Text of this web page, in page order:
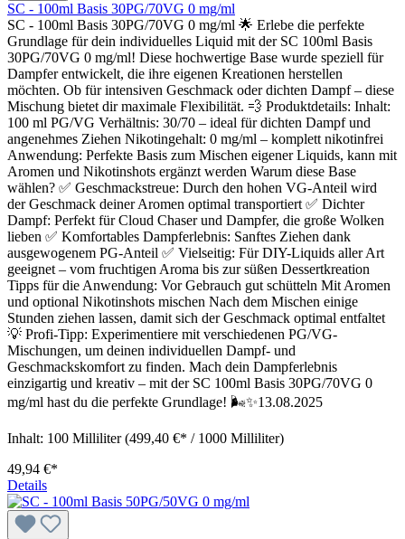
SC - 100ml Basis 30PG/70VG 0 mg/ml
SC - 100ml Basis 30PG/70VG 0 mg/ml 🌟 Erlebe die perfekte
Grundlage für dein individuelles Liquid mit der SC 100ml Basis
30PG/70VG 0 mg/ml! Diese hochwertige Base wurde speziell für
Dampfer entwickelt, die ihre eigenen Kreationen herstellen
möchten. Ob für intensiven Geschmack oder dichten Dampf – diese
Mischung bietet dir maximale Flexibilität. 💨 Produktdetails: Inhalt:
100 ml PG/VG Verhältnis: 30/70 – ideal für dichten Dampf und
angenehmes Ziehen Nikotingehalt: 0 mg/ml – komplett nikotinfrei
Anwendung: Perfekte Basis zum Mischen eigener Liquids, kann mit
Aromen und Nikotinshots ergänzt werden Warum diese Base
wählen? ✅ Geschmackstreue: Durch den hohen VG-Anteil wird
der Geschmack deiner Aromen optimal transportiert ✅ Dichter
Dampf: Perfekt für Cloud Chaser und Dampfer, die große Wolken
lieben ✅ Komfortables Dampferlebnis: Sanftes Ziehen dank
ausgewogenem PG-Anteil ✅ Vielseitig: Für DIY-Liquids aller Art
geeignet – vom fruchtigen Aroma bis zur süßen Dessertkreation
Tipps für die Anwendung: Vor Gebrauch gut schütteln Mit Aromen
und optional Nikotinshots mischen Nach dem Mischen einige
Stunden ziehen lassen, damit sich der Geschmack optimal entfaltet
💡 Profi-Tipp: Experimentiere mit verschiedenen PG/VG-
Mischungen, um deinen individuellen Dampf- und
Geschmackskomfort zu finden. Mach dein Dampferlebnis
einzigartig und kreativ – mit der SC 100ml Basis 30PG/70VG 0
mg/ml hast du die perfekte Grundlage! 🌬️✨13.08.2025
Inhalt: 100 Milliliter(499,40 €* / 1000 Milliliter)
49,94 €*
Details